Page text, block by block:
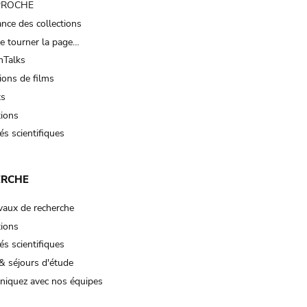
des collections
tourner la page…
de films
scientifiques
de recherche
scientifiques
séjours d'étude
avec nos équipes